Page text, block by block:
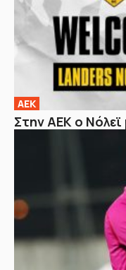
ΑΕΚ
Στην ΑΕΚ ο Νόλεϊ